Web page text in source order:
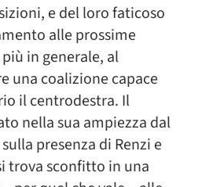
e del loro faticoso
alle prossime
in generale, al
una coalizione capace
il centrodestra. Il
nella sua ampiezza dal
presenza di Renzi e
trova sconfitto in una